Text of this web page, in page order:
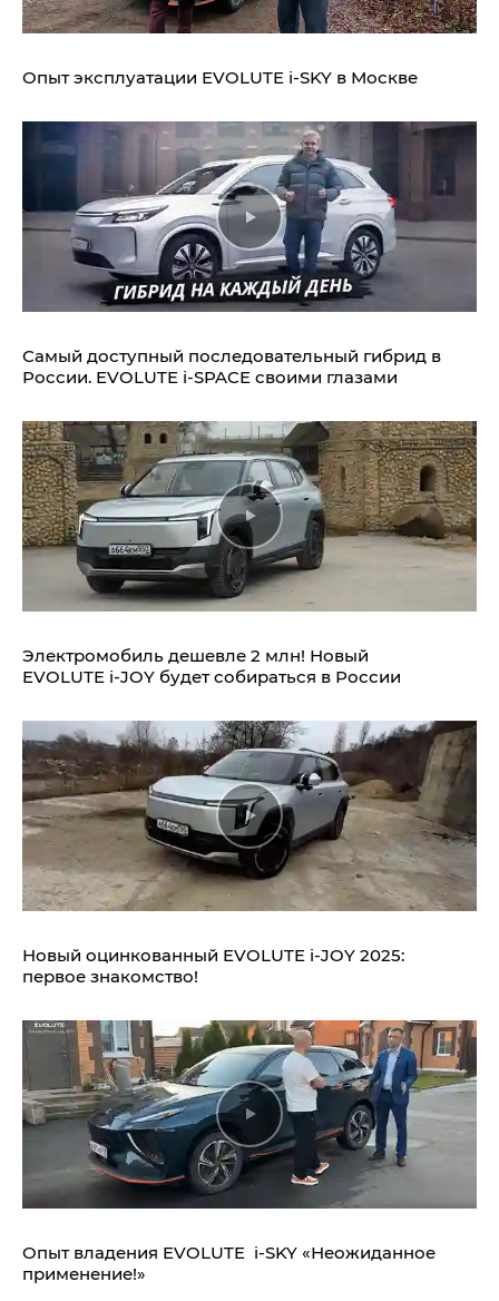
Опыт эксплуатации EVOLUTE i‑SKY в Москве
Самый доступный последовательный гибрид в
России. EVOLUTE i‑SPACE своими глазами
Электромобиль дешевле 2 млн! Новый
EVOLUTE i‑JOY будет собираться в России
Новый оцинкованный EVOLUTE i‑JOY 2025:
первое знакомство!
Опыт владения EVOLUTE i‑SKY «Неожиданное
применение!»